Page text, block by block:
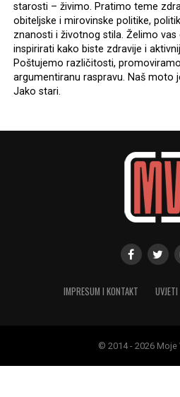
starosti – živimo. Pratimo teme
obiteljske i mirovinske politike,
znanosti i životnog stila. Želimo
inspirirati kako biste zdravije i
Poštujemo različitosti,
argumentiranu raspravu. Naš moto
Jako stari.
IMPRESUM I KONTAKT
© 2014 - 2026